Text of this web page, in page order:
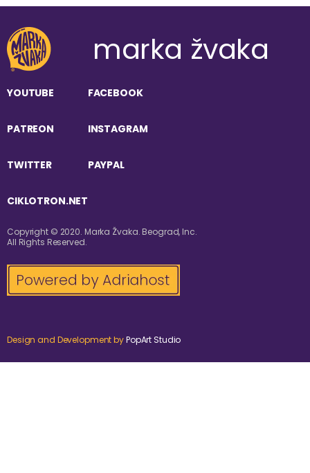
marka žvaka
YOUTUBE FACEBOOK
PATREON INSTAGRAM
TWITTER PAYPAL
CIKLOTRON.NET
Copyright © 2020. Marka Žvaka. Beograd, Inc.
All Rights Reserved.
Design and Development byPopArt Studio